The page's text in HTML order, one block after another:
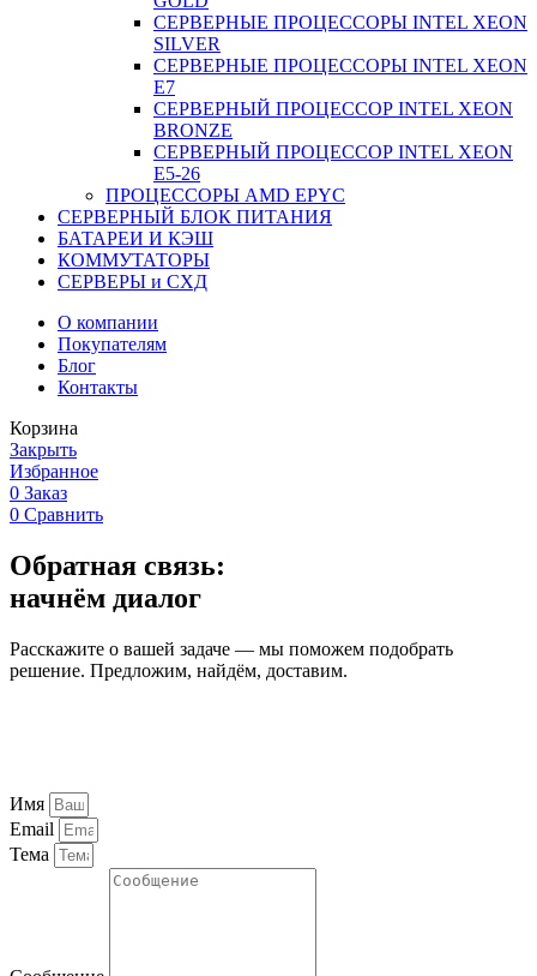
СЕРВЕРНЫЕ ПРОЦЕССОРЫ INTEL XEON
SILVER
СЕРВЕРНЫЕ ПРОЦЕССОРЫ INTEL XEON
Е7
СЕРВЕРНЫЙ ПРОЦЕССОР INTEL XEON
BRONZE
СЕРВЕРНЫЙ ПРОЦЕССОР INTEL XEON
Е5-26
ПРОЦЕССОРЫ AMD EPYC
СЕРВЕРНЫЙ БЛОК ПИТАНИЯ
БАТАРЕИ И КЭШ
КОММУТАТОРЫ
СЕРВЕРЫ и СХД
О компании
Покупателям
Блог
Контакты
Корзина
Закрыть
Избранное
0 Заказ
0 Сравнить
Обратная связь:
начнём диалог
Расскажите о вашей задаче — мы поможем подобрать
решение. Предложим, найдём, доставим.
Имя
Email
Тема